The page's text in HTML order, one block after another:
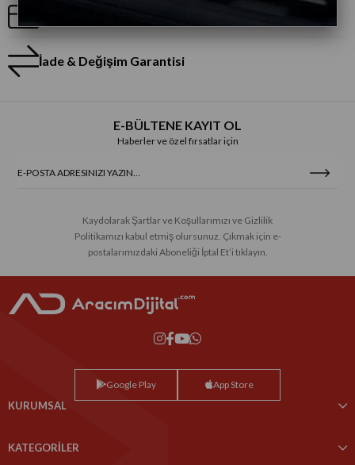
İade & Değişim Garantisi
E-BÜLTENE KAYIT OL
Haberler ve özel fırsatlar için
Kaydolarak Şartlar ve Koşullarımızı ve Gizlilik
Politikamızı kabul etmiş olursunuz. Çıkmak için e-
postalarımızdaki Aboneliği İptal Et’i tıklayın.
Google Play App Store
KURUMSAL
KATEGORİLER